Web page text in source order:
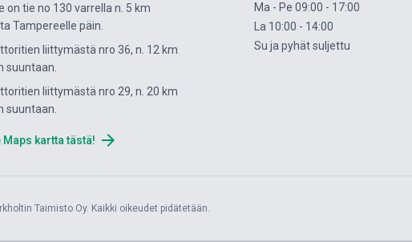
on tie no 130 varrella n. 5 km
Tampereelle päin.
liittymästä nro 36, n. 12 km
suuntaan.
liittymästä nro 29, n. 20 km
suuntaan.
kartta tästä! arrow_forward
Ma - Pe 09:00 - 17:00
La 10:00 - 14:00
Su ja pyhät suljettu
Taimisto Oy. Kaikki oikeudet pidätetään.